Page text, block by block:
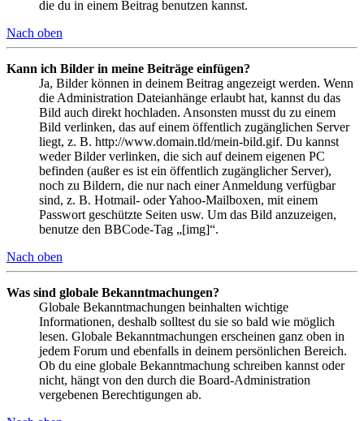
die du in einem Beitrag benutzen kannst.
Nach oben
Kann ich Bilder in meine Beiträge einfügen?
Ja, Bilder können in deinem Beitrag angezeigt werden. Wenn
die Administration Dateianhänge erlaubt hat, kannst du das
Bild auch direkt hochladen. Ansonsten musst du zu einem
Bild verlinken, das auf einem öffentlich zugänglichen Server
liegt, z. B. http://www.domain.tld/mein-bild.gif. Du kannst
weder Bilder verlinken, die sich auf deinem eigenen PC
befinden (außer es ist ein öffentlich zugänglicher Server),
noch zu Bildern, die nur nach einer Anmeldung verfügbar
sind, z. B. Hotmail- oder Yahoo-Mailboxen, mit einem
Passwort geschützte Seiten usw. Um das Bild anzuzeigen,
benutze den BBCode-Tag „[img]“.
Nach oben
Was sind globale Bekanntmachungen?
Globale Bekanntmachungen beinhalten wichtige
Informationen, deshalb solltest du sie so bald wie möglich
lesen. Globale Bekanntmachungen erscheinen ganz oben in
jedem Forum und ebenfalls in deinem persönlichen Bereich.
Ob du eine globale Bekanntmachung schreiben kannst oder
nicht, hängt von den durch die Board-Administration
vergebenen Berechtigungen ab.